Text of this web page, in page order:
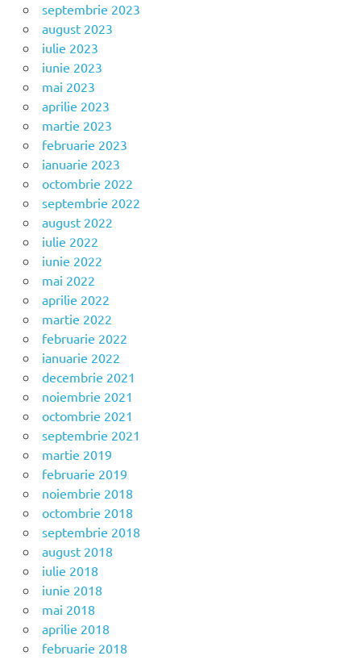
septembrie 2023
august 2023
iulie 2023
iunie 2023
mai 2023
aprilie 2023
martie 2023
februarie 2023
ianuarie 2023
octombrie 2022
septembrie 2022
august 2022
iulie 2022
iunie 2022
mai 2022
aprilie 2022
martie 2022
februarie 2022
ianuarie 2022
decembrie 2021
noiembrie 2021
octombrie 2021
septembrie 2021
martie 2019
februarie 2019
noiembrie 2018
octombrie 2018
septembrie 2018
august 2018
iulie 2018
iunie 2018
mai 2018
aprilie 2018
februarie 2018